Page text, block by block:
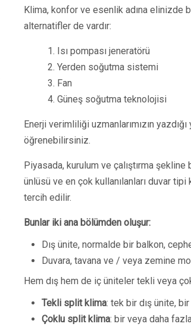
Klima, konfor ve esenlik adına elinizde
alternatifler de vardır:
1. Isı pompası jeneratörü
2. Yerden soğutma sistemi
3. Fan
4. Güneş soğutma teknolojisi
Enerji verimliliği uzmanlarımızın
öğrenebilirsiniz.
Piyasada, kurulum ve çalıştırma
ünlüsü ve en çok kullanılanları duvar
tercih edilir.
Bunlar iki ana bölümden oluşur:
Dış ünite, normalde bir balkon,
Duvara, tavana ve / veya zemine
Hem dış hem de iç üniteler tekli veya
Tekli split klima: tek bir dış ünite,
Çoklu split klima: bir veya daha